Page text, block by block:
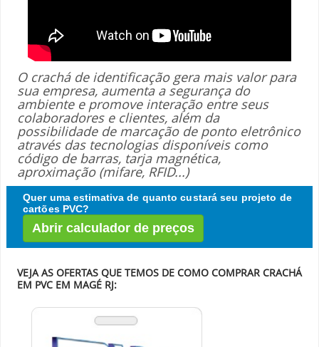
O crachá de identificação gera mais valor para
sua empresa, aumenta a segurança do
ambiente e promove interação entre seus
colaboradores e clientes, além da
possibilidade de marcação de ponto eletrônico
através das tecnologias disponíveis como
código de barras, tarja magnética,
aproximação (mifare, RFID...)
Quer uma estimativa de quanto custará seu projeto de
cartões PVC?
Abrir calculador de preços
VEJA AS OFERTAS QUE TEMOS DE COMO COMPRAR CRACHÁ
EM PVC EM MAGÉ RJ: